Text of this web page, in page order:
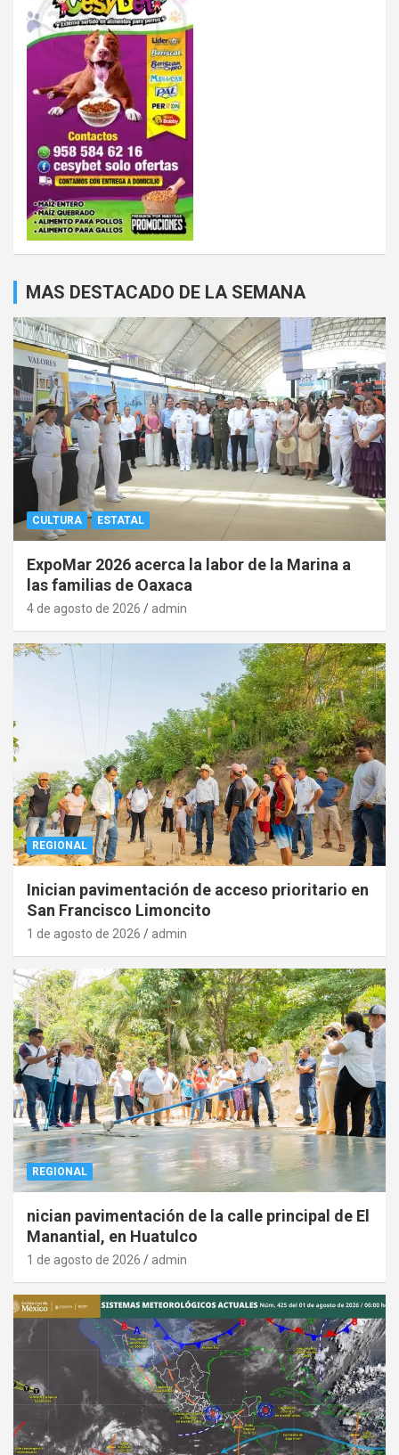
MAS DESTACADO DE LA SEMANA
CULTURA ESTATAL
ExpoMar 2026 acerca la labor de la Marina a
las familias de Oaxaca
4 de agosto de 2026 admin
REGIONAL
Inician pavimentación de acceso prioritario en
San Francisco Limoncito
1 de agosto de 2026 admin
REGIONAL
nician pavimentación de la calle principal de El
Manantial, en Huatulco
1 de agosto de 2026 admin